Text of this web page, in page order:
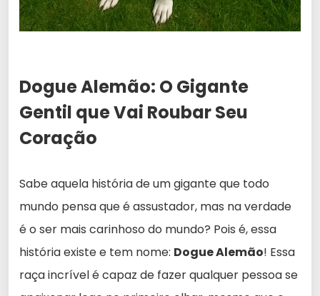
Dogue Alemão: O Gigante
Gentil que Vai Roubar Seu
Coração
Sabe aquela história de um gigante que todo
mundo pensa que é assustador, mas na verdade
é o ser mais carinhoso do mundo? Pois é, essa
história existe e tem nome: Dogue Alemão! Essa
raça incrível é capaz de fazer qualquer pessoa se